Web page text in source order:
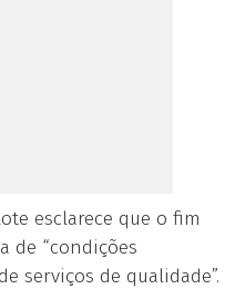
esclarece que o fim
de “condições
serviços de qualidade”.